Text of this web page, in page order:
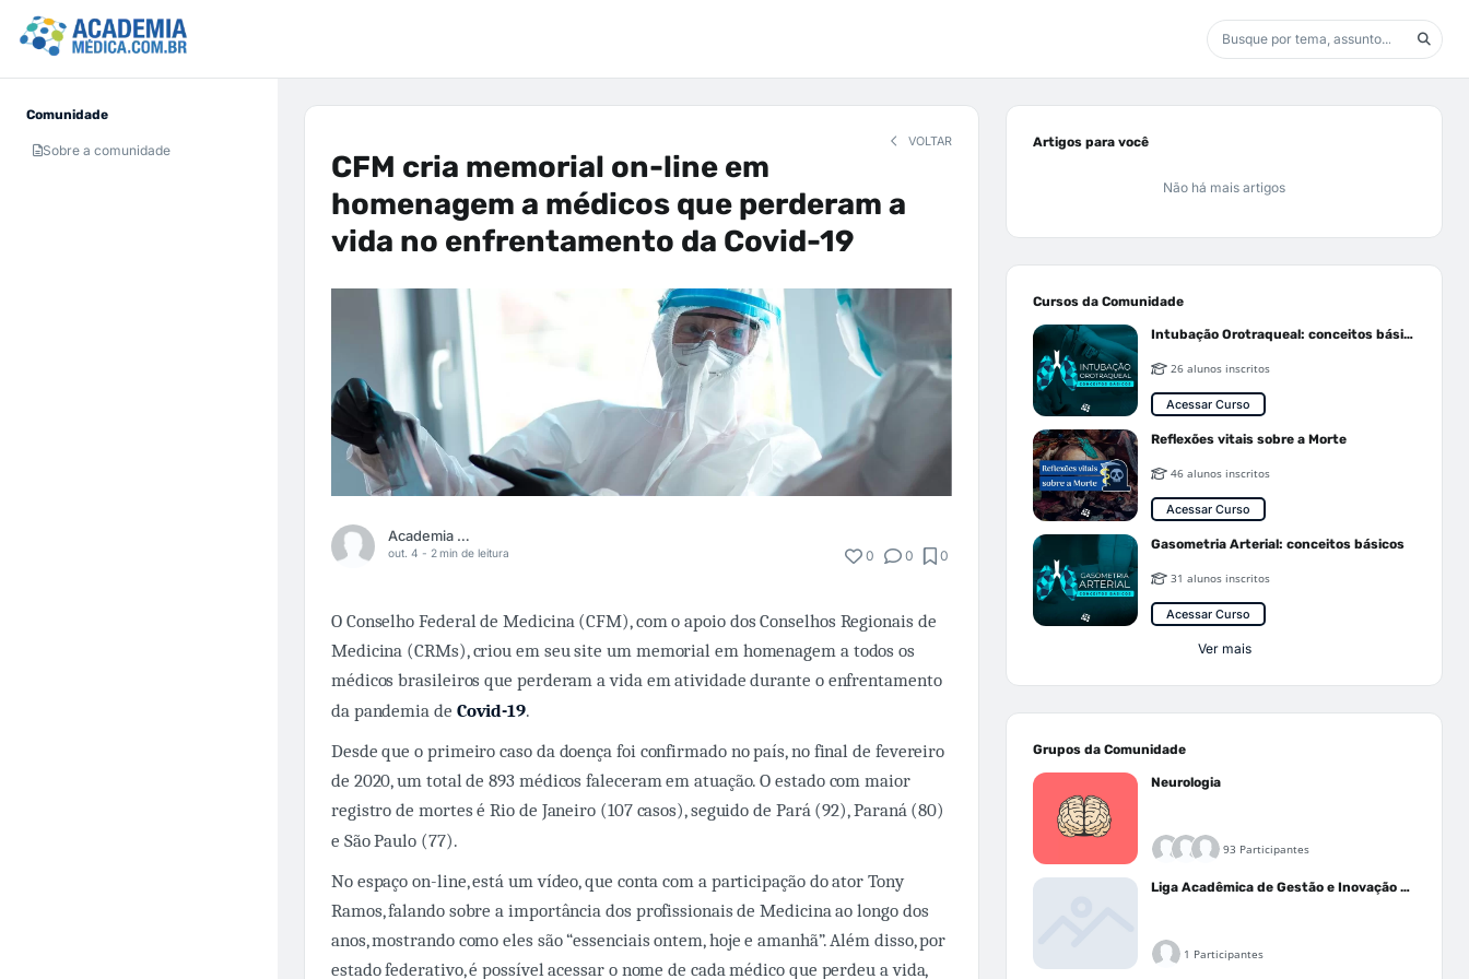
Comunidade
Sobre a comunidade
VOLTAR
CFM cria memorial on-line em
homenagem a médicos que perderam a
vida no enfrentamento da Covid-19
Academia Médica
out. 4 - 2 min de leitura 0 0 0
O Conselho Federal de Medicina (CFM), com o apoio dos Conselhos Regionais de
Medicina (CRMs), criou em seu site um memorial em homenagem a todos os
médicos brasileiros que perderam a vida em atividade durante o enfrentamento
da pandemia de Covid-19.
Desde que o primeiro caso da doença foi confirmado no país, no final de fevereiro
de 2020, um total de 893 médicos faleceram em atuação. O estado com maior
registro de mortes é Rio de Janeiro (107 casos), seguido de Pará (92), Paraná (80)
e São Paulo (77).
No espaço on-line, está um vídeo, que conta com a participação do ator Tony
Ramos, falando sobre a importância dos profissionais de Medicina ao longo dos
anos, mostrando como eles são “essenciais ontem, hoje e amanhã”. Além disso, por
estado federativo, é possível acessar o nome de cada médico que perdeu a vida,
Artigos para você
Não há mais artigos
Cursos da Comunidade
Intubação Orotraqueal: conceitos básicos
26 alunos inscritos
Acessar Curso
Reflexões vitais sobre a Morte
46 alunos inscritos
Acessar Curso
Gasometria Arterial: conceitos básicos
31 alunos inscritos
Acessar Curso
Ver mais
Grupos da Comunidade
Neurologia
93 Participantes
Liga Acadêmica de Gestão e Inovação Médica - LAGIM
1 Participantes